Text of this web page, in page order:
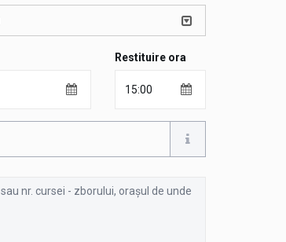
Restituire ora